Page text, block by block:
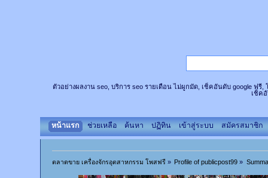
ตัวอย่างผลงาน seo, บริการ seo รายเดือน ไม่ผูกมัด, เช็คอันดับ google ฟรี,
เช็ค
หน้าแรก ช่วยเหลือ ค้นหา ปฏิทิน เข้าสู่ระบบ สมัครสมาชิก
ตลาดขาย เครื่องจักรอุตสาหกรรม โพสฟรี» Profile of publicpost99 »